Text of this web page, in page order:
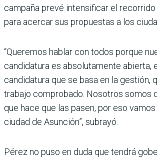
campaña prevé intensificar el
para acercar sus propuestas a los
“Queremos hablar con todos porque
candidatura es absolutamente abierta,
candidatura que se basa en la gestión,
trabajo compro­bado. Nosotros somos
que hace que las pasen, por eso
ciudad de Asunción”, subrayó.
Pérez no puso en duda que tendrá